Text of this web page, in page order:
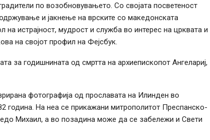
по возобновувањето. Со својата посветеност
и јакнење на врските со македонската
на истрајност, мудрост и служба во интерес на црквата и
на својот профил на Фејсбук.
за годишнината од смртта на архиепископот Ангелариј,
фотографија од прославата на Илинден во
година. На неа се прикажани митрополитот Преспанско-
Михаил, а во позадина може да се забележи и Свети